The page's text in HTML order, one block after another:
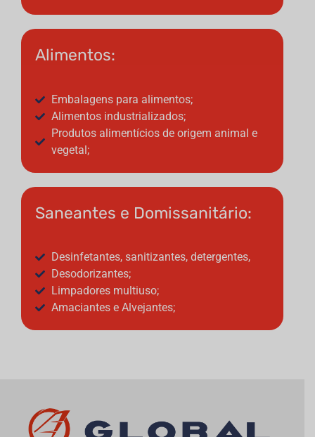
Alimentos:
Embalagens para alimentos;
Alimentos industrializados;
Produtos alimentícios de origem animal e
vegetal;
Saneantes e Domissanitário:
Desinfetantes, sanitizantes, detergentes,
Desodorizantes;
Limpadores multiuso;
Amaciantes e Alvejantes;